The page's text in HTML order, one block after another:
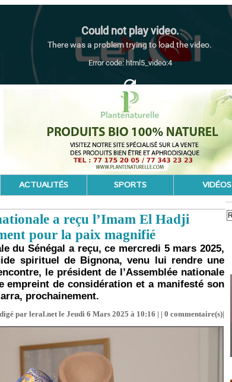
ACTUALITÉS SPORTS VIDÉOS
a reçu l’Imam El Hadji
pour la paix magnifié
du Sénégal a reçu, ce mercredi 5 mars 2025,
spirituel de Bignona, venu lui rendre une
le président de l’Assemblée nationale
empreint de considération et a manifesté son
prochainement.
par leral.net le Jeudi 6 Mars 2025 à 10:16 | | 0 commentaire(s)|